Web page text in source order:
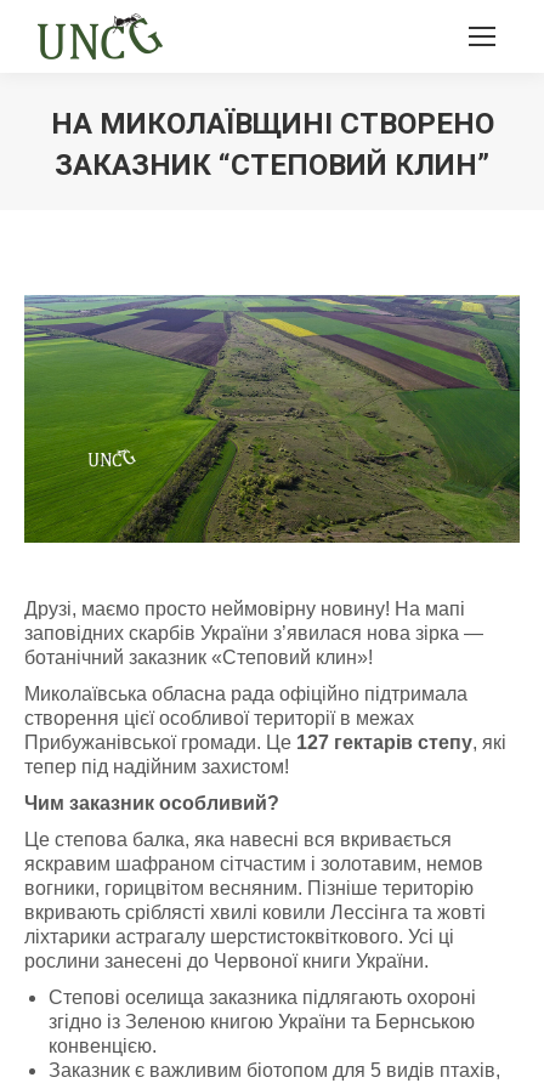
НА МИКОЛАЇВЩИНІ СТВОРЕНО
ЗАКАЗНИК “СТЕПОВИЙ КЛИН”
Друзі, маємо просто неймовірну новину! На мапі
заповідних скарбів України з’явилася нова зірка —
ботанічний заказник «Степовий клин»!
Миколаївська обласна рада офіційно підтримала
створення цієї особливої території в межах
Прибужанівської громади. Це 127 гектарів степу, які
тепер під надійним захистом!
Чим заказник особливий?
Це степова балка, яка навесні вся вкривається
яскравим шафраном сітчастим і золотавим, немов
вогники, горицвітом весняним. Пізніше територію
вкривають сріблясті хвилі ковили Лессінга та жовті
ліхтарики астрагалу шерстистоквіткового. Усі ці
рослини занесені до Червоної книги України.
Степові оселища заказника підлягають охороні
згідно із Зеленою книгою України та Бернською
конвенцією.
Заказник є важливим біотопом для 5 видів птахів,